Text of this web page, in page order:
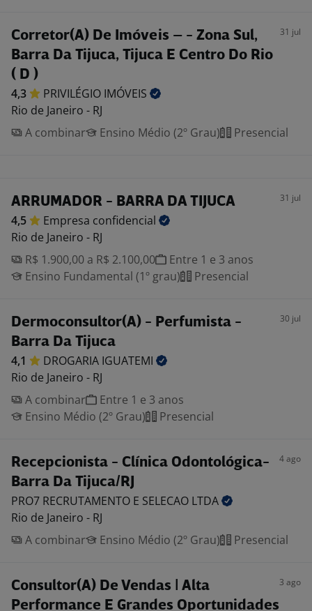
Corretor(A) De Imóveis – - Zona Sul,
Barra Da Tijuca, Tijuca E Centro Do Rio
( D )
31 jul
4,3 PRIVILÉGIO IMÓVEIS
Rio de Janeiro - RJ
A combinar
Ensino Médio (2º Grau) Presencial
ARRUMADOR - BARRA DA TIJUCA 31 jul
4,5 Empresa confidencial
Rio de Janeiro - RJ
R$ 1.900,00 a R$ 2.100,00
Entre 1 e 3 anos
Ensino Fundamental (1º grau)
Presencial
Dermoconsultor(A) - Perfumista -
Barra Da Tijuca
30 jul
4,1 DROGARIA IGUATEMI
Rio de Janeiro - RJ
A combinar
Entre 1 e 3 anos
Ensino Médio (2º Grau)
Presencial
Recepcionista - Clínica Odontológica-
Barra Da Tijuca/RJ
4 ago
PRO7 RECRUTAMENTO E SELECAO LTDA
Rio de Janeiro - RJ
A combinar
Ensino Médio (2º Grau) Presencial
Consultor(A) De Vendas | Alta
Performance E Grandes Oportunidades
3 ago